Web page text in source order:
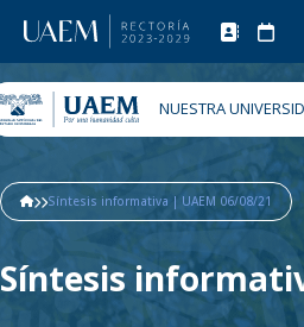
NUESTRA
Síntesis informativa | UAEM 06/08/21
Síntesis